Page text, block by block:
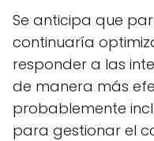
Se anticipa que
continuaría
responder a las
de manera más
probablemente
para gestionar el